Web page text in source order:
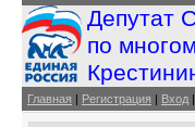
Депутат
по
Главная | Регистрация | Вход |